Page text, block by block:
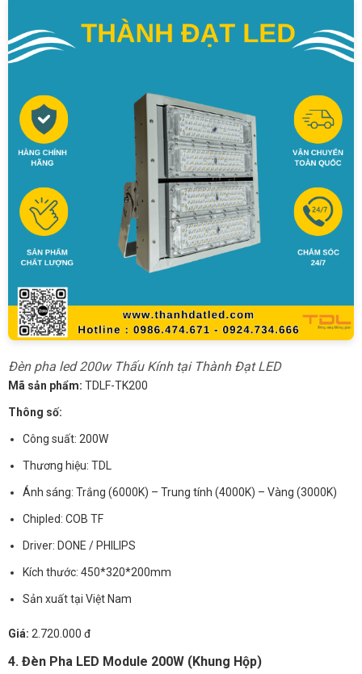
Đèn pha led 200w Thấu Kính tại Thành Đạt LED
Mã sản phẩm: TDLF-TK200
Thông số:
Công suất: 200W
Thương hiệu: TDL
Ánh sáng: Trắng (6000K) – Trung tính (4000K) – Vàng (3000K)
Chipled: COB TF
Driver: DONE / PHILIPS
Kích thước: 450*320*200mm
Sản xuất tại Việt Nam
Giá: 2.720.000 đ
4. Đèn Pha LED Module 200W (Khung Hộp)